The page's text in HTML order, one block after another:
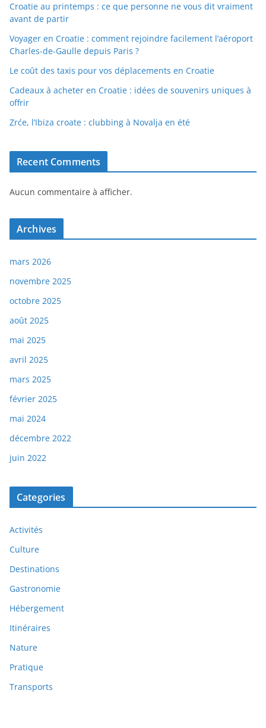
Croatie au printemps : ce que personne ne vous dit vraiment
avant de partir
Voyager en Croatie : comment rejoindre facilement l’aéroport
Charles-de-Gaulle depuis Paris ?
Le coût des taxis pour vos déplacements en Croatie
Cadeaux à acheter en Croatie : idées de souvenirs uniques à
offrir
Zrće, l’Ibiza croate : clubbing à Novalja en été
Recent Comments
Aucun commentaire à afficher.
Archives
mars 2026
novembre 2025
octobre 2025
août 2025
mai 2025
avril 2025
mars 2025
février 2025
mai 2024
décembre 2022
juin 2022
Categories
Activités
Culture
Destinations
Gastronomie
Hébergement
Itinéraires
Nature
Pratique
Transports